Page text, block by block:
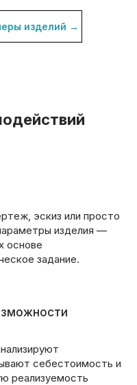
изделий →
эскиз или просто
изделия —
основе
задание.
себестоимость и
реализуемость